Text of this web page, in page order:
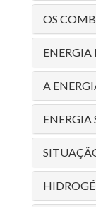
OS
ENERGIA
A
ENERGIA